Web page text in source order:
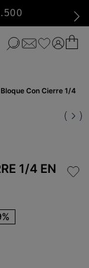
Con Cierre 1/4
1/4 EN